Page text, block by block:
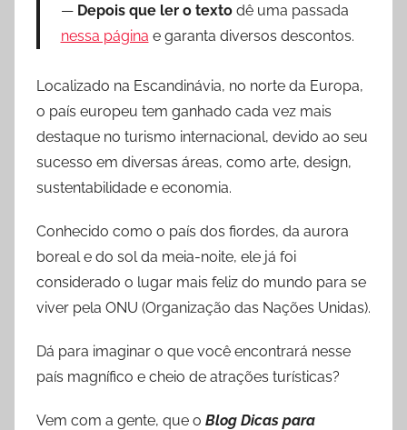
Depois que ler o textodê uma passada
nessa página e garanta diversos descontos.
Localizado na Escandinávia, no norte da Europa,
o país europeu tem ganhado cada vez mais
destaque no turismo internacional, devido ao seu
sucesso em diversas áreas, como arte, design,
sustentabilidade e economia.
Conhecido como o país dos fiordes, da aurora
boreal e do sol da meia-noite, ele já foi
considerado o lugar mais feliz do mundo para se
viver pela ONU (Organização das Nações Unidas).
Dá para imaginar o que você encontrará nesse
país magnífico e cheio de atrações turísticas?
Vem com a gente, que o Blog Dicas para